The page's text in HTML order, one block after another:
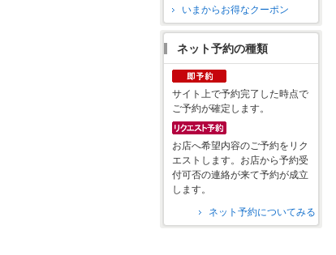
いまからお得なクーポン
ネット予約の種類
サイト上で予約完了した時点で
ご予約が確定します。
お店へ希望内容のご予約をリク
エストします。お店から予約受
付可否の連絡が来て予約が成立
します。
ネット予約についてみる